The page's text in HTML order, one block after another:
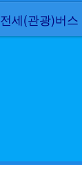
전세(관광)버스